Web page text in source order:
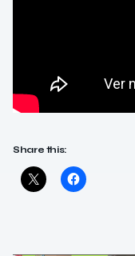
Share this: